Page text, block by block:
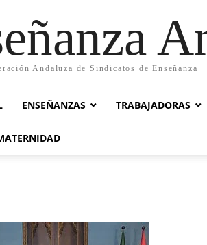
Andaluza de Sindicatos de Enseñanza
ENSEÑANZAS TRABAJADORAS